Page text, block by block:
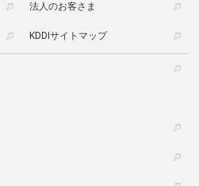
法人のお客さま
KDDIサイトマップ